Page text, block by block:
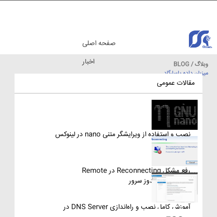
وبلاگ / BLOG
میزبان داده پاسارگاد
صفحه اصلی
اخبار
مقالات عمومی
نصب و استفاده از ویرایشگر متنی nano در لینوکس
رفع مشکل Reconnecting در Remote
Desktop ویندوز سرور
آموزش کامل نصب و راه‌اندازی DNS Server در